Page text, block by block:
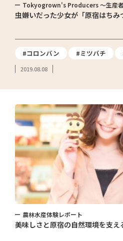
Tokyogrown's Producers ～生産
虫嫌いだった少女が「原宿はちみ
#コロンバン #ミツバチ
2019.08.08
農林水産体験レポート
美味しさと原宿の自然環境を支え